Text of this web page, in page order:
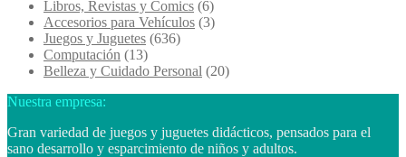
Libros, Revistas y Comics (6)
Accesorios para Vehículos (3)
Juegos y Juguetes (636)
Computación (13)
Belleza y Cuidado Personal (20)
Nuestra empresa:
Gran variedad de juegos y juguetes didácticos, pensados para el
sano desarrollo y esparcimiento de niños y adultos.